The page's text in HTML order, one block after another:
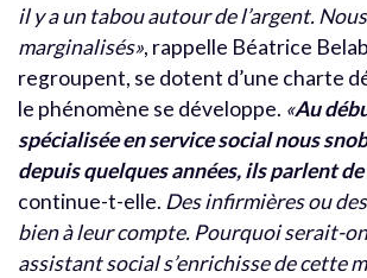
il y a un tabou autour de l’argent.
marginalisés», rappelle Béatrice
regroupent, se dotent d’une charte
le phénomène se développe. «Au
spécialisée en service social nous
depuis quelques années, ils parlent
continue-t-elle. Des infirmières ou
bien à leur compte. Pourquoi serait-
assistant social s’enrichisse de cette